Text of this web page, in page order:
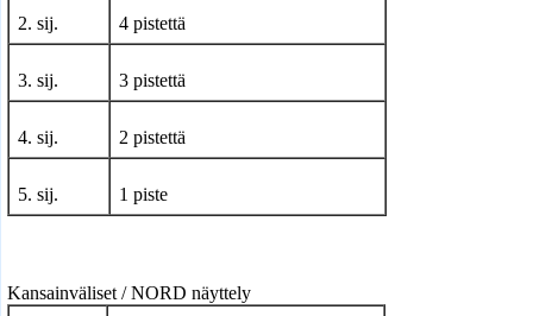
2. sij. 4 pistettä
3. sij. 3 pistettä
4. sij. 2 pistettä
5. sij. 1 piste
Kansainväliset / NORD näyttely